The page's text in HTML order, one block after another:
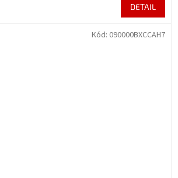
DETAIL
Kód: 090000BXCCAH7